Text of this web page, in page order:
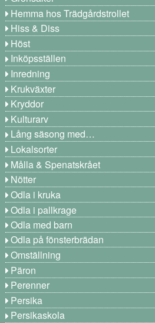
Hemma hos Trädgårdstrollet
Hiss & Diss
Höst
Inköpsställen
Inredning
Krukväxter
Kryddor
Kulturarv
Lång säsong med…
Lokalsorter
Målla & Spenatskrået
Nötter
Odla i kruka
Odla i pallkrage
Odla med barn
Odla på fönsterbrädan
Omställning
Päron
Perenner
Persika
Persikaskola